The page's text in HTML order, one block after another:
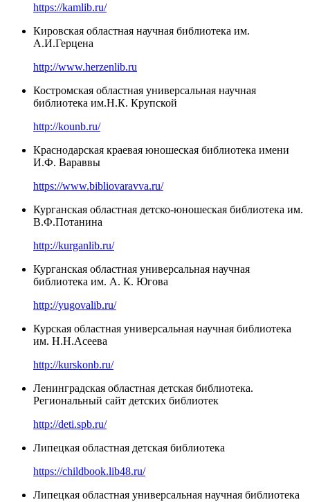
https://kamlib.ru/
Кировская областная научная библиотека им.
А.И.Герцена
http://www.herzenlib.ru
Костромская областная универсальная научная
библиотека им.Н.К. Крупской
http://kounb.ru/
Краснодарская краевая юношеская библиотека имени
И.Ф. Вараввы
https://www.bibliovaravva.ru/
Курганская областная детско-юношеская библиотека им.
В.Ф.Потанина
http://kurganlib.ru/
Курганская областная универсальная научная
библиотека им. А. К. Югова
http://yugovalib.ru/
Курская областная универсальная научная библиотека
им. Н.Н.Асеева
http://kurskonb.ru/
Ленинградская областная детская библиотека.
Региональный сайт детских библиотек
http://deti.spb.ru/
Липецкая областная детская библиотека
https://childbook.lib48.ru/
Липецкая областная универсальная научная библиотека